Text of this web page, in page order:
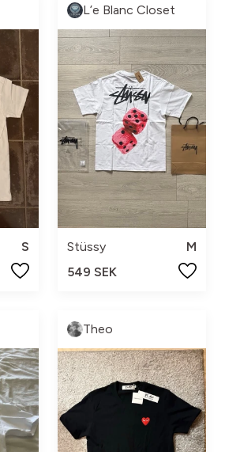
S
L’e Blanc Closet
Stüssy
M
549 SEK
Theo